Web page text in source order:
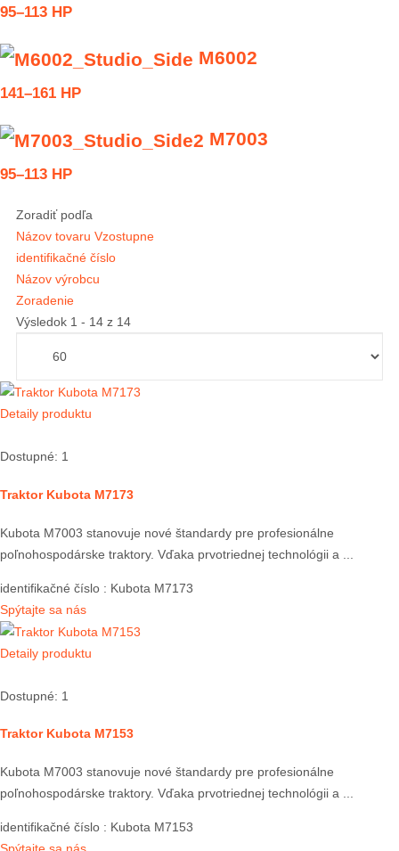
95–113 HP
M6002
141–161 HP
M7003
95–113 HP
Zoradiť podľa
Názov tovaru Vzostupne
identifikačné číslo
Názov výrobcu
Zoradenie
Výsledok 1 - 14 z 14
Detaily produktu
Dostupné: 1
Traktor Kubota M7173
Kubota M7003 stanovuje nové štandardy pre profesionálne
poľnohospodárske traktory. Vďaka prvotriednej technológii a ...
identifikačné číslo : Kubota M7173
Spýtajte sa nás
Detaily produktu
Dostupné: 1
Traktor Kubota M7153
Kubota M7003 stanovuje nové štandardy pre profesionálne
poľnohospodárske traktory. Vďaka prvotriednej technológii a ...
identifikačné číslo : Kubota M7153